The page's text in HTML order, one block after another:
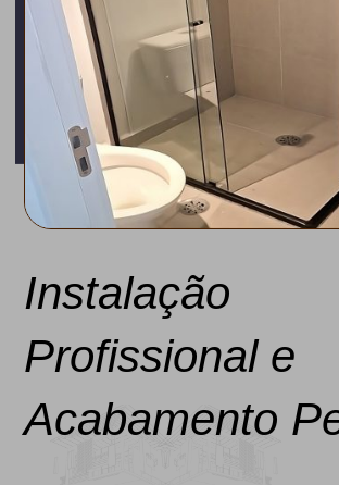
Instalação
Profissional e
Acabamento